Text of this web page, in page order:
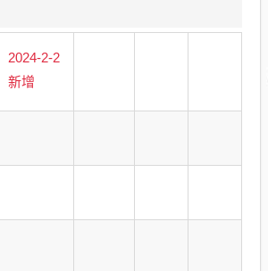
2024-2-2
新增